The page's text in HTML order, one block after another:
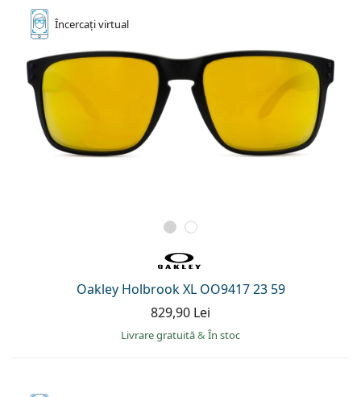
Încercațivirtual
Oakley Holbrook XL OO9417 23 59
829,90 Lei
Livrare gratuită& În stoc